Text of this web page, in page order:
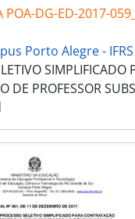
POA-DG-ED-2017-
Porto Alegre - IFRS
SIMPLIFICADO
DE PROFESSOR